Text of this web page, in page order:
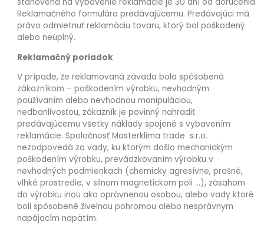
Reklamačného formulára predávajúcemu. Predávajúci má
právo odmietnuť reklamáciu tovaru, ktorý bol poškodený
alebo neúplný.
Reklamačný poriadok
V prípade, že reklamovaná závada bola spôsobená
zákazníkom – poškodením výrobku, nevhodným
používaním alebo nevhodnou manipuláciou,
nedbanlivosťou, zákazník je povinný nahradiť
predávajúcemu všetky náklady spojené s vybavením
reklamácie. Spoločnosť Masterklima trade s.r.o.
nezodpovedá za vady, ku ktorým došlo mechanickým
poškodením výrobku, prevádzkovaním výrobku v
nevhodných podmienkach (chemicky agresívne, prašné,
vlhké prostredie, v silnom magnetickom poli …), zásahom
do výrobku inou ako oprávnenou osobou, alebo vady ktoré
boli spôsobené živelnou pohromou alebo nesprávnym
napájacím napätím.